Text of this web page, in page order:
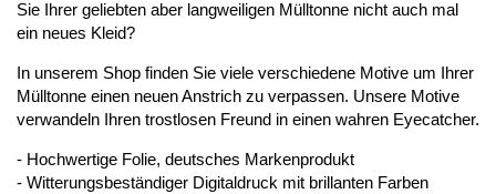
Sie Ihrer geliebten aber langweiligen Mülltonne nicht auch mal
ein neues Kleid?
In unserem Shop finden Sie viele verschiedene Motive um Ihrer
Mülltonne einen neuen Anstrich zu verpassen. Unsere Motive
verwandeln Ihren trostlosen Freund in einen wahren Eyecatcher.
- Hochwertige Folie, deutsches Markenprodukt
- Witterungsbeständiger Digitaldruck mit brillanten Farben